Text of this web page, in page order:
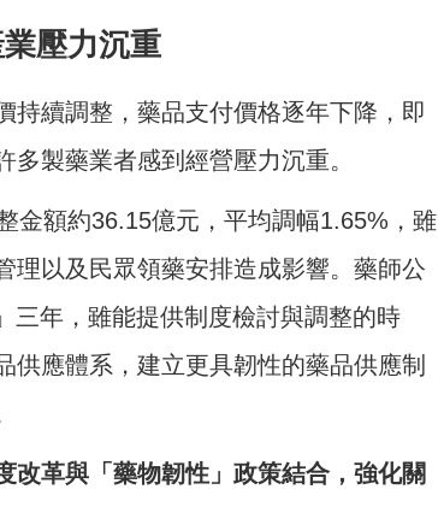
壓力沉重
持續調整，藥品支付價格逐年下降，即
製藥業者感到經營壓力沉重。
金額約36.15億元，平均調幅1.65%，雖
理以及民眾領藥安排造成影響。藥師公
三年，雖能提供制度檢討與調整的時
供應體系，建立更具韌性的藥品供應制
改革與「藥物韌性」政策結合，強化關